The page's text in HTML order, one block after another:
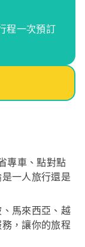
程一次預訂
專車、點對點
一人旅行還是
馬來西亞、越
，讓你的旅程